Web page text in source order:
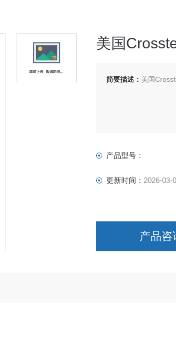
美国
简要描述： 美国
产品型号：
更新时间： 2026-03-
产品咨